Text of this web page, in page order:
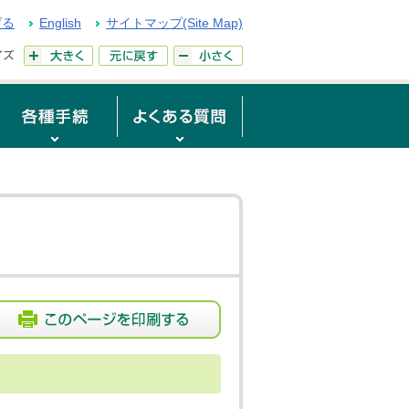
English サイトマップ(Site Map)